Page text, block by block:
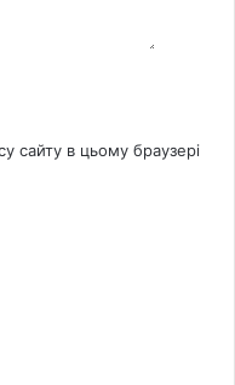
сайту в цьому браузері